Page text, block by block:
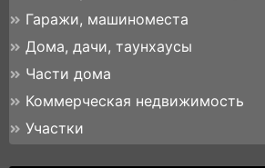
Гаражи, машиноместа
Дома, дачи, таунхаусы
Части дома
Коммерческая недвижимость
Участки